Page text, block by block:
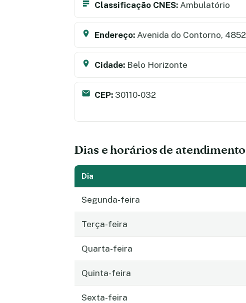
Classificação CNES: Ambulatório
Endereço: Avenida do Contorno, 4852
Cidade: Belo Horizonte
CEP: 30110-032
Dias e horários de atendimento
Dia
Segunda-feira
Terça-feira
Quarta-feira
Quinta-feira
Sexta-feira